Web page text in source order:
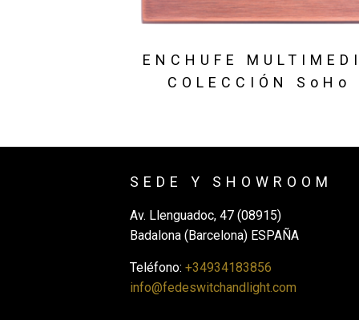
ENCHUFE
COLECCIÓN SoHo
SEDE Y SHOWROOM
Av. Llenguadoc, 47 (08915)
Badalona (Barcelona) ESPAÑA
Teléfono: +34934183856
info@fedeswitchandlight.com